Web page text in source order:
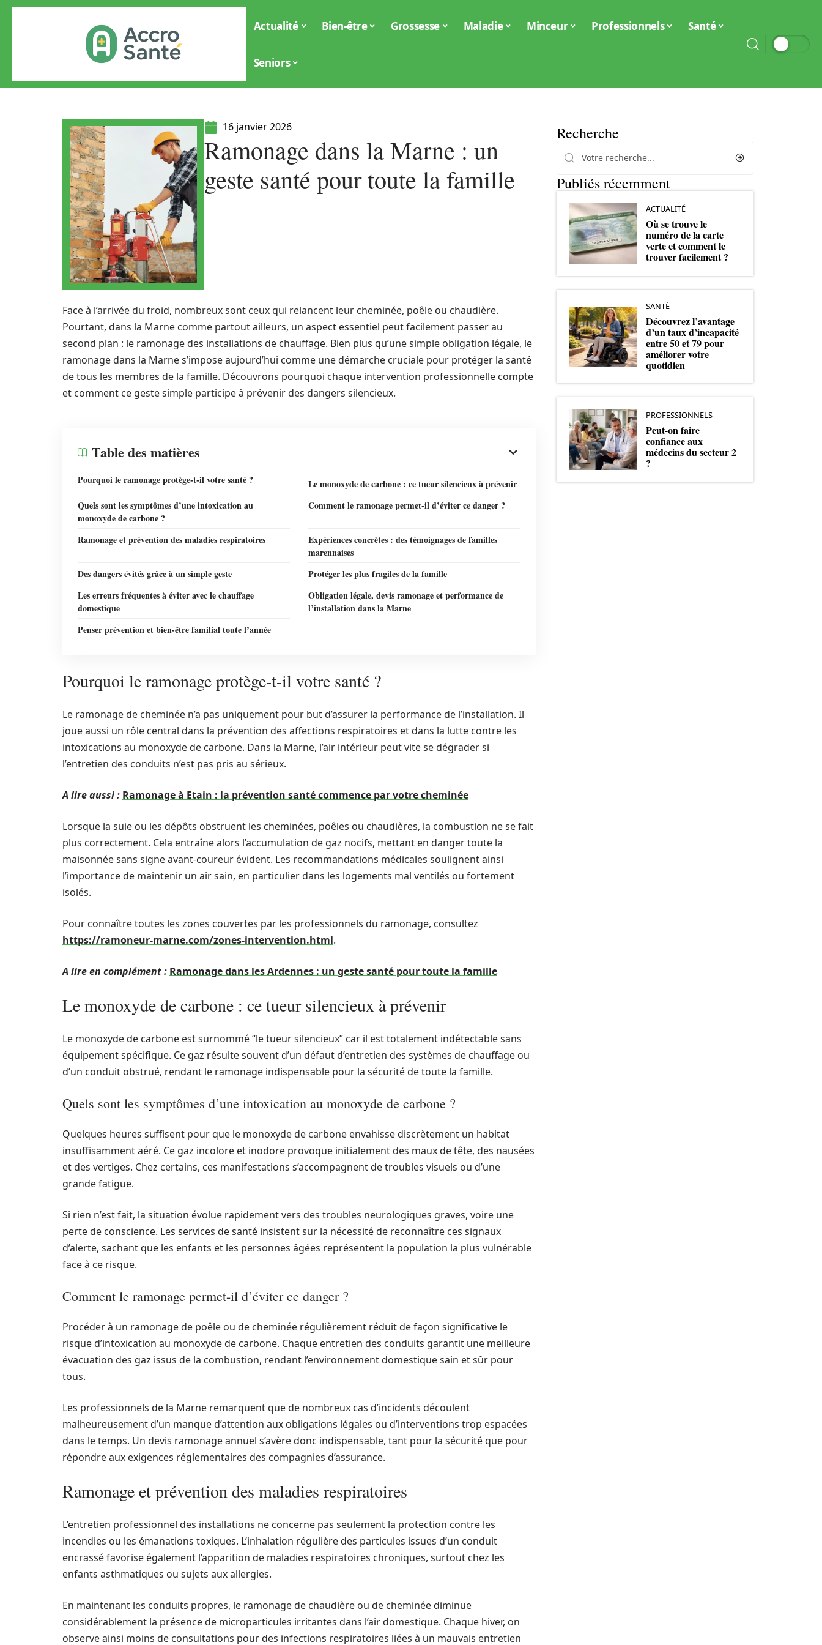
Actualité Bien-être Grossesse Maladie Minceur Professionnels Santé
Seniors
16 janvier 2026
Ramonage dans la Marne : un
geste santé pour toute la famille
Face à l’arrivée du froid, nombreux sont ceux qui relancent leur cheminée, poêle ou chaudière.
Pourtant, dans la Marne comme partout ailleurs, un aspect essentiel peut facilement passer au
second plan : le ramonage des installations de chauffage. Bien plus qu’une simple obligation légale, le
ramonage dans la Marne s’impose aujourd’hui comme une démarche cruciale pour protéger la santé
de tous les membres de la famille. Découvrons pourquoi chaque intervention professionnelle compte
et comment ce geste simple participe à prévenir des dangers silencieux.
Table des matières
Pourquoi le ramonage protège-t-il votre santé ?
Le monoxyde de carbone : ce tueur silencieux à prévenir
Quels sont les symptômes d’une intoxication au
monoxyde de carbone ?
Comment le ramonage permet-il d’éviter ce danger ?
Ramonage et prévention des maladies respiratoires
Expériences concrètes : des témoignages de familles
marennaises
Des dangers évités grâce à un simple geste
Protéger les plus fragiles de la famille
Les erreurs fréquentes à éviter avec le chauffage
domestique
Obligation légale, devis ramonage et performance de
l’installation dans la Marne
Penser prévention et bien-être familial toute l’année
Pourquoi le ramonage protège-t-il votre santé ?
Le ramonage de cheminée n’a pas uniquement pour but d’assurer la performance de l’installation. Il
joue aussi un rôle central dans la prévention des affections respiratoires et dans la lutte contre les
intoxications au monoxyde de carbone. Dans la Marne, l’air intérieur peut vite se dégrader si
l’entretien des conduits n’est pas pris au sérieux.
A lire aussi : Ramonage à Etain : la prévention santé commence par votre cheminée
Lorsque la suie ou les dépôts obstruent les cheminées, poêles ou chaudières, la combustion ne se fait
plus correctement. Cela entraîne alors l’accumulation de gaz nocifs, mettant en danger toute la
maisonnée sans signe avant-coureur évident. Les recommandations médicales soulignent ainsi
l’importance de maintenir un air sain, en particulier dans les logements mal ventilés ou fortement
isolés.
Pour connaître toutes les zones couvertes par les professionnels du ramonage, consultez
https://ramoneur-marne.com/zones-intervention.html.
A lire en complément : Ramonage dans les Ardennes : un geste santé pour toute la famille
Le monoxyde de carbone : ce tueur silencieux à prévenir
Le monoxyde de carbone est surnommé “le tueur silencieux” car il est totalement indétectable sans
équipement spécifique. Ce gaz résulte souvent d’un défaut d’entretien des systèmes de chauffage ou
d’un conduit obstrué, rendant le ramonage indispensable pour la sécurité de toute la famille.
Quels sont les symptômes d’une intoxication au monoxyde de carbone ?
Quelques heures suffisent pour que le monoxyde de carbone envahisse discrètement un habitat
insuffisamment aéré. Ce gaz incolore et inodore provoque initialement des maux de tête, des nausées
et des vertiges. Chez certains, ces manifestations s’accompagnent de troubles visuels ou d’une
grande fatigue.
Si rien n’est fait, la situation évolue rapidement vers des troubles neurologiques graves, voire une
perte de conscience. Les services de santé insistent sur la nécessité de reconnaître ces signaux
d’alerte, sachant que les enfants et les personnes âgées représentent la population la plus vulnérable
face à ce risque.
Comment le ramonage permet-il d’éviter ce danger ?
Procéder à un ramonage de poêle ou de cheminée régulièrement réduit de façon significative le
risque d’intoxication au monoxyde de carbone. Chaque entretien des conduits garantit une meilleure
évacuation des gaz issus de la combustion, rendant l’environnement domestique sain et sûr pour
tous.
Les professionnels de la Marne remarquent que de nombreux cas d’incidents découlent
malheureusement d’un manque d’attention aux obligations légales ou d’interventions trop espacées
dans le temps. Un devis ramonage annuel s’avère donc indispensable, tant pour la sécurité que pour
répondre aux exigences réglementaires des compagnies d’assurance.
Ramonage et prévention des maladies respiratoires
L’entretien professionnel des installations ne concerne pas seulement la protection contre les
incendies ou les émanations toxiques. L’inhalation régulière des particules issues d’un conduit
encrassé favorise également l’apparition de maladies respiratoires chroniques, surtout chez les
enfants asthmatiques ou sujets aux allergies.
En maintenant les conduits propres, le ramonage de chaudière ou de cheminée diminue
considérablement la présence de microparticules irritantes dans l’air domestique. Chaque hiver, on
observe ainsi moins de consultations pour des infections respiratoires liées à un mauvais entretien
Recherche
Publiés récemment
ACTUALITÉ
Où se trouve le
numéro de la carte
verte et comment le
trouver facilement ?
SANTÉ
Découvrez l’avantage
d’un taux d’incapacité
entre 50 et 79 pour
améliorer votre
quotidien
PROFESSIONNELS
Peut-on faire
confiance aux
médecins du secteur 2
?